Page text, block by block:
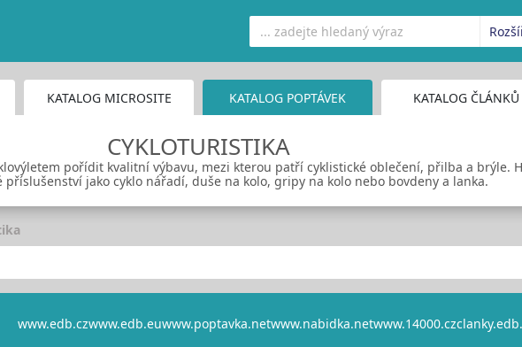
KATALOG MICROSITE KATALOG POPTÁVEK KATALOG ČLÁNKŮ
CYKLOTURISTIKA
pořídit kvalitní výbavu, mezi kterou patří cyklistické oblečení, přilba a brýle.
příslušenství jako cyklo nářadí, duše na kolo, gripy na kolo nebo bovdeny a lanka.
www.edb.czwww.edb.euwww.poptavka.netwww.nabidka.netwww.14000.cz